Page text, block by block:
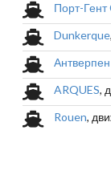
Порт-Гент
Dunkerque
ARQUES,
Rouen,